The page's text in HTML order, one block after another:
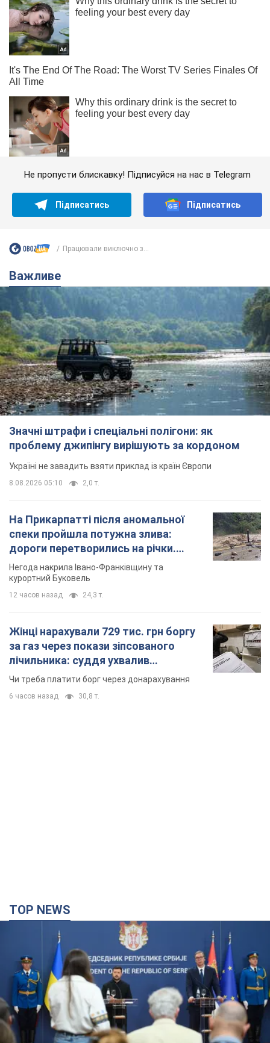
Не пропусти блискавку! Підписуйся на нас в Telegram
Підписатись Підписатись
Працювали виключно з...
Важливе
Значні штрафи і спеціальні полігони: як
проблему джипінгу вирішують за кордоном
Україні не завадить взяти приклад із країн Європи
8.08.2026 05:10 2,0 т.
На Прикарпатті після аномальної
спеки пройшла потужна злива:
дороги перетворились на річки.
Відео
Негода накрила Івано-Франківщину та
курортний Буковель
12 часов назад 24,3 т.
Жінці нарахували 729 тис. грн боргу
за газ через покази зіпсованого
лічильника: суддя ухвалив
неочікуване рішення
Чи треба платити борг через донарахування
6 часов назад 30,8 т.
TOP NEWS